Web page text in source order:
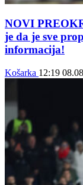
NOVI
je da je sve
informacija!
Košarka 12:19